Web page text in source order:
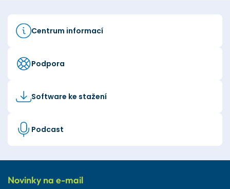
Centrum informací
Podpora
Software ke stažení
Podcast
Novinky na e-mail